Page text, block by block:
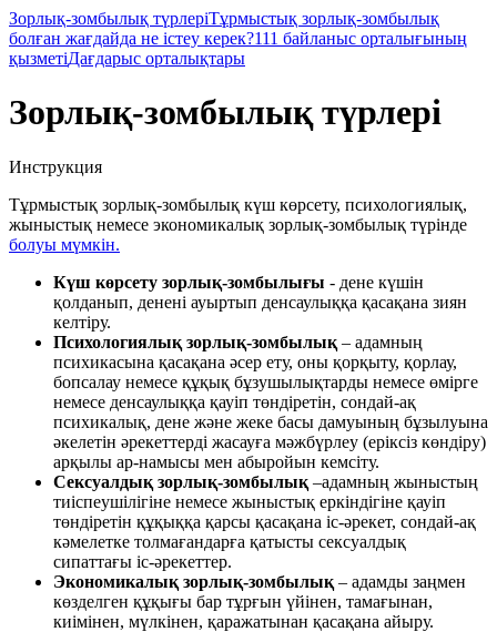
Зорлық-зомбылық түрлеріТұрмыстық зорлық-зомбылық
болған жағдайда не істеу керек?111 байланыс орталығының
қызметіДағдарыс орталықтары
Зорлық-зомбылық түрлері
Инструкция
Тұрмыстық зорлық-зомбылық күш көрсету, психологиялық,
жыныстық немесе экономикалық зорлық-зомбылық түрінде
болуы мүмкін.
Күш көрсету зорлық-зомбылығы - дене күшін
қолданып, денені ауыртып денсаулыққа қасақана зиян
келтіру.
Психологиялық зорлық-зомбылық – адамның
психикасына қасақана әсер ету, оны қорқыту, қорлау,
бопсалау немесе құқық бұзушылықтарды немесе өмірге
немесе денсаулыққа қауіп төндіретін, сондай-ақ
психикалық, дене және жеке басы дамуының бұзылуына
әкелетін әрекеттерді жасауға мәжбүрлеу (еріксіз көндіру)
арқылы ар-намысы мен абыройын кемсіту.
Сексуалдық зорлық-зомбылық –адамның жыныстың
тиіспеушілігіне немесе жыныстық еркіндігіне қауіп
төндіретін құқыққа қарсы қасақана іс-әрекет, сондай-ақ
кәмелетке толмағандарға қатысты сексуалдық
сипаттағы іс-әрекеттер.
Экономикалық зорлық-зомбылық – адамды заңмен
көзделген құқығы бар тұрғын үйінен, тамағынан,
киімінен, мүлкінен, қаражатынан қасақана айыру.